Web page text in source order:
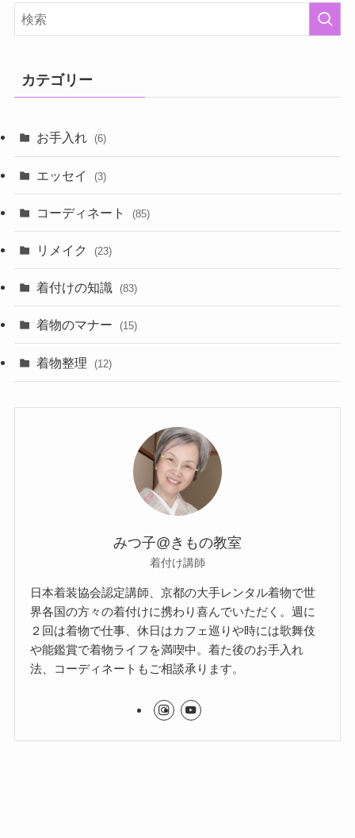
カテゴリー
お手入れ (6)
エッセイ (3)
コーディネート (85)
リメイク (23)
着付けの知識 (83)
着物のマナー (15)
着物整理 (12)
みつ子@きもの教室
着付け講師
日本着装協会認定講師、京都の大手レンタル着物で世
界各国の方々の着付けに携わり喜んでいただく。週に
２回は着物で仕事、休日はカフェ巡りや時には歌舞伎
や能鑑賞で着物ライフを満喫中。着た後のお手入れ
法、コーディネートもご相談承ります。